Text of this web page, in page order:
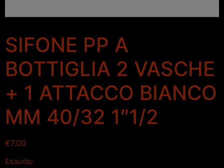
SIFONE PP A
BOTTIGLIA 2 VASCHE
+ 1 ATTACCO BIANCO
MM 40/32 1″1/2
€7.00
Esaurito